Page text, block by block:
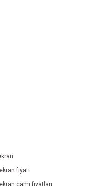
fiyatı
camı fiyatları